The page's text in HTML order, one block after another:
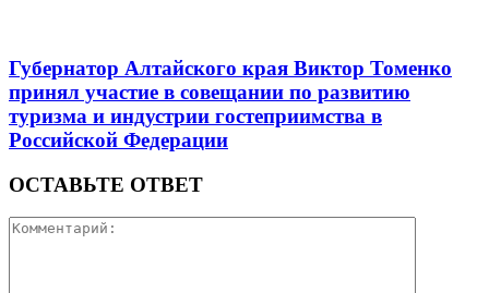
Губернатор Алтайского края Виктор Томенко
принял участие в совещании по развитию
туризма и индустрии гостеприимства в
Российской Федерации
ОСТАВЬТЕ ОТВЕТ